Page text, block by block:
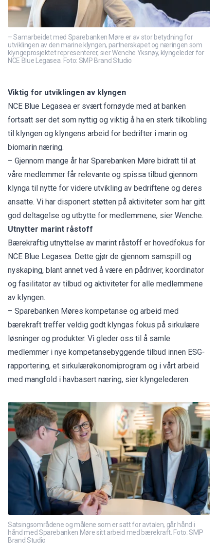
– Samarbeidet med Sparebanken Møre er av stor betydning for
utviklingen av den marine klyngen, partnerskapet og næringen som
klyngeprosjektet representerer, sier Wenche Yksnøy, klyngeleder for
NCE Blue Legasea. Foto: SMP Brand Studio
Viktig for utviklingen av klyngen
NCE Blue Legasea er svært fornøyde med at banken
fortsatt ser det som nyttig og viktig å ha en sterk tilkobling
til klyngen og klyngens arbeid for bedrifter i marin og
biomarin næring.
– Gjennom mange år har Sparebanken Møre bidratt til at
våre medlemmer får relevante og spissa tilbud gjennom
klynga til nytte for videre utvikling av bedriftene og deres
ansatte. Vi har disponert støtten på aktiviteter som har gitt
god deltagelse og utbytte for medlemmene, sier Wenche.
Utnytter marint råstoff
Bærekraftig utnyttelse av marint råstoff er hovedfokus for
NCE Blue Legasea. Dette gjør de gjennom samspill og
nyskaping, blant annet ved å være en pådriver, koordinator
og fasilitator av tilbud og aktiviteter for alle medlemmene
av klyngen.
– Sparebanken Møres kompetanse og arbeid med
bærekraft treffer veldig godt klyngas fokus på sirkulære
løsninger og produkter. Vi gleder oss til å samle
medlemmer i nye kompetansebyggende tilbud innen ESG-
rapportering, et sirkulærøkonomiprogram og i vårt arbeid
med mangfold i havbasert næring, sier klyngelederen.
Satsingsområdene og målene som er satt for avtalen, går hånd i
hånd med Sparebanken Møre sitt arbeid med bærekraft. Foto: SMP
Brand Studio